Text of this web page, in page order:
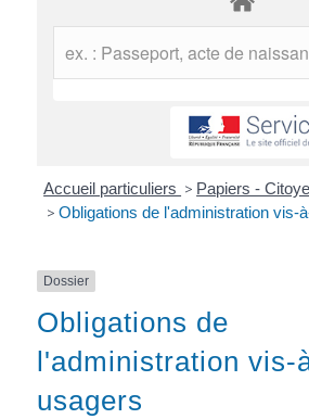
Accueil particuliers > Papiers -
> Obligations de l'administration vis-
Dossier
Obligations de
l'administration vis-
usagers